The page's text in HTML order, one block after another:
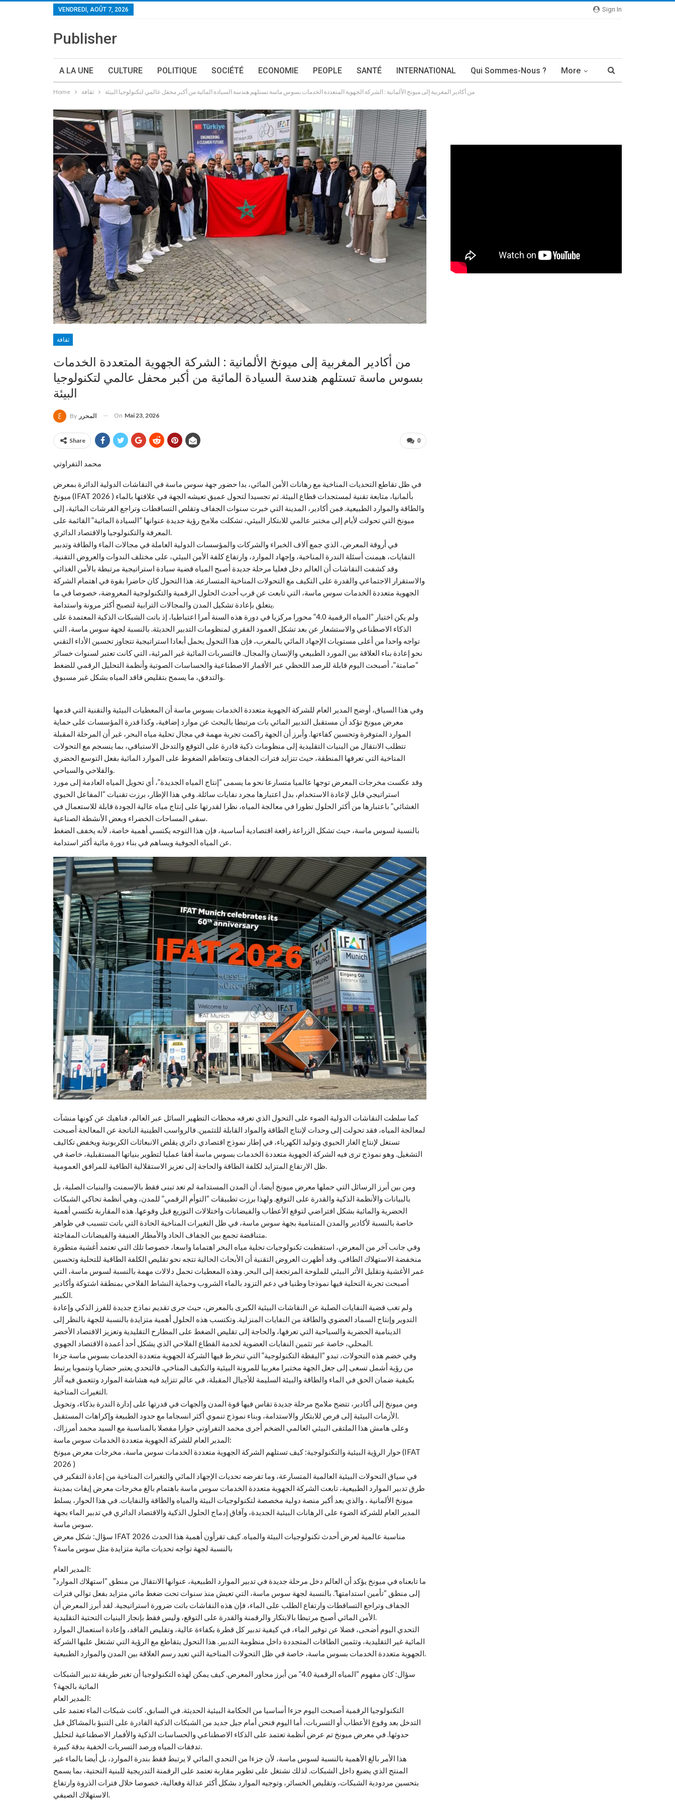
Sign In
VENDREDI, AOÛT 7, 2026
Publisher
A LA UNE CULTURE POLITIQUE SOCIÉTÉ ECONOMIE PEOPLE SANTÉ INTERNATIONAL Qui Sommes-Nous ? More
Home ثقافة من أكادير المغربية إلى ميونخ الألمانية : الشركة الجهوية المتعددة الخدمات بسوس ماسة تستلهم هندسة السيادة المائية من أكبر محفل عالمي لتكنولوجيا البيئة
ثقافة
من أكادير المغربية إلى ميونخ الألمانية : الشركة الجهوية المتعددة الخدمات
بسوس ماسة تستلهم هندسة السيادة المائية من أكبر محفل عالمي لتكنولوجيا
البيئة
By المحرر On Mai 23, 2026
0
Share
محمد التفراوتي
في ظل تقاطع التحديات المناخية مع رهانات الأمن المائي، بدا حضور جهة سوس ماسة في النقاشات الدولية الدائرة بمعرض
ميونخ (IFAT 2026 ) بألمانيا، متابعة تقنية لمستجدات قطاع البيئة. ثم تجسيدا لتحول عميق تعيشه الجهة في علاقتها بالماء
والطاقة والموارد الطبيعية. فمن أكادير، المدينة التي خبرت سنوات الجفاف وتقلص التساقطات وتراجع الفرشات المائية، إلى
ميونخ التي تحولت لأيام إلى مختبر عالمي للابتكار البيئي، تشكلت ملامح رؤية جديدة عنوانها “السيادة المائية” القائمة على
المعرفة والتكنولوجيا والاقتصاد الدائري.
في أروقة المعرض، الذي جمع آلاف الخبراء والشركات والمؤسسات الدولية العاملة في مجالات الماء والطاقة وتدبير
النفايات، هيمنت أسئلة الندرة المناخية، وإجهاد الموارد، وارتفاع كلفة الأمن البيئي، على مختلف الندوات والعروض التقنية.
وقد كشفت النقاشات أن العالم دخل فعليا مرحلة جديدة أصبح المياه قضية سيادة استراتيجية مرتبطة بالأمن الغذائي
والاستقرار الاجتماعي والقدرة على التكيف مع التحولات المناخية المتسارعة. هذا التحول كان حاضرا بقوة في اهتمام الشركة
الجهوية متعددة الخدمات سوس ماسة، التي تابعت عن قرب أحدث الحلول الرقمية والتكنولوجية المعروضة، خصوصا في ما
يتعلق بإعادة تشكيل المدن والمجالات الترابية لتصبح أكثر مرونة واستدامة.
ولم يكن اختيار “المياه الرقمية 4.0” محورا مركزيا في دورة هذه السنة أمرا اعتباطيا، إذ باتت الشبكات الذكية المعتمدة على
الذكاء الاصطناعي والاستشعار عن بعد تشكل العمود الفقري لمنظومات التدبير الحديثة. بالنسبة لجهة سوس ماسة، التي
تواجه واحدا من أعلى مستويات الإجهاد المائي بالمغرب، فإن هذا التحول يحمل أبعادا استراتيجية تتجاوز تحسين الأداء التقني
نحو إعادة بناء العلاقة بين المورد الطبيعي والإنسان والمجال. فالتسربات المائية غير المرئية، التي كانت تعتبر لسنوات خسائر
“صامتة”، أصبحت اليوم قابلة للرصد اللحظي عبر الأقمار الاصطناعية والحساسات الصوتية وأنظمة التحليل الرقمي للضغط
والتدفق، ما يسمح بتقليص فاقد المياه بشكل غير مسبوق.
وفي هذا السياق، أوضح المدير العام للشركة الجهوية متعددة الخدمات بسوس ماسة أن المعطيات البيئية والتقنية التي قدمها
معرض ميونخ تؤكد أن مستقبل التدبير المائي بات مرتبطا بالبحث عن موارد إضافية، وكذا قدرة المؤسسات على حماية
الموارد المتوفرة وتحسين كفاءتها. وأبرز أن الجهة راكمت تجربة مهمة في مجال تحلية مياه البحر، غير أن المرحلة المقبلة
تتطلب الانتقال من البنيات التقليدية إلى منظومات ذكية قادرة على التوقع والتدخل الاستباقي، بما ينسجم مع التحولات
المناخية التي تعرفها المنطقة، حيث تتزايد فترات الجفاف وتتعاظم الضغوط على الموارد المائية بفعل التوسع الحضري
والفلاحي والسياحي.
وقد عكست مخرجات المعرض توجها عالميا متسارعا نحو ما يسمى “إنتاج المياه الجديدة”، أي تحويل المياه العادمة إلى مورد
استراتيجي قابل لإعادة الاستخدام، بدل اعتبارها مجرد نفايات سائلة. وفي هذا الإطار، برزت تقنيات “المفاعل الحيوي
الغشائي” باعتبارها من أكثر الحلول تطورا في معالجة المياه، نظرا لقدرتها على إنتاج مياه عالية الجودة قابلة للاستعمال في
سقي المساحات الخضراء وبعض الأنشطة الصناعية.
بالنسبة لسوس ماسة، حيث تشكل الزراعة رافعة اقتصادية أساسية، فإن هذا التوجه يكتسي أهمية خاصة، لأنه يخفف الضغط
عن المياه الجوفية ويساهم في بناء دورة مائية أكثر استدامة.
كما سلطت النقاشات الدولية الضوء على التحول الذي تعرفه محطات التطهير السائل عبر العالم، فناهيك عن كونها منشآت
لمعالجة المياه، فقد تحولت إلى وحدات لإنتاج الطاقة والمواد القابلة للتثمين. فالرواسب الطينية الناتجة عن المعالجة أصبحت
تستغل لإنتاج الغاز الحيوي وتوليد الكهرباء، في إطار نموذج اقتصادي دائري يقلص الانبعاثات الكربونية ويخفض تكاليف
التشغيل. وهو نموذج ترى فيه الشركة الجهوية متعددة الخدمات بسوس ماسة أفقا عمليا لتطوير بنياتها المستقبلية، خاصة في
ظل الارتفاع المتزايد لكلفة الطاقة والحاجة إلى تعزيز الاستقلالية الطاقية للمرافق العمومية.
ومن بين أبرز الرسائل التي حملها معرض ميونخ أيضا، أن المدن المستدامة لم تعد تبنى فقط بالإسمنت والبنيات الصلبة، بل
بالبيانات والأنظمة الذكية والقدرة على التوقع. ولهذا برزت تطبيقات “التوأم الرقمي” للمدن، وهي أنظمة تحاكي الشبكات
الحضرية والمائية بشكل افتراضي لتوقع الأعطاب والفيضانات واختلالات التوزيع قبل وقوعها. هذه المقاربة تكتسي أهمية
خاصة بالنسبة لأكادير والمدن المتنامية بجهة سوس ماسة، في ظل التغيرات المناخية الحادة التي باتت تتسبب في ظواهر
متناقضة تجمع بين الجفاف الحاد والأمطار العنيفة والفيضانات المفاجئة.
وفي جانب آخر من المعرض، استقطبت تكنولوجيات تحلية مياه البحر اهتماما واسعا، خصوصا تلك التي تعتمد أغشية متطورة
منخفضة الاستهلاك الطاقي. وقد أظهرت العروض التقنية أن الأبحاث الحالية تتجه نحو تقليص الكلفة الطاقية للتحلية وتحسين
عمر الأغشية وتقليل الأثر البيئي للملوحة المرتجعة إلى البحر. وهذه المعطيات تحمل دلالات مهمة بالنسبة لسوس ماسة، التي
أصبحت تجربة التحلية فيها نموذجا وطنيا في دعم التزود بالماء الشروب وحماية النشاط الفلاحي بمنطقة اشتوكة وأكادير
الكبير.
ولم تغب قضية النفايات الصلبة عن النقاشات البيئية الكبرى بالمعرض، حيث جرى تقديم نماذج جديدة للفرز الذكي وإعادة
التدوير وإنتاج السماد العضوي والطاقة من النفايات المنزلية. وتكتسب هذه الحلول أهمية متزايدة بالنسبة للجهة بالنظر إلى
الدينامية الحضرية والسياحية التي تعرفها، والحاجة إلى تقليص الضغط على المطارح التقليدية وتعزيز الاقتصاد الأخضر
المحلي، خاصة عبر تثمين النفايات العضوية لخدمة القطاع الفلاحي الذي يشكل أحد أعمدة الاقتصاد الجهوي.
وفي خضم هذه التحولات، تبدو “اليقظة التكنولوجية” التي تنخرط فيها الشركة الجهوية متعددة الخدمات بسوس ماسة جزءا
من رؤية أشمل تسعى إلى جعل الجهة مختبرا مغربيا للمرونة البيئية والتكيف المناخي. فالتحدي يعتبر حضاريا وتنمويا يرتبط
بكيفية ضمان الحق في الماء والطاقة والبيئة السليمة للأجيال المقبلة، في عالم تتزايد فيه هشاشة الموارد وتتعمق فيه آثار
التغيرات المناخية.
ومن ميونخ إلى أكادير، تتضح ملامح مرحلة جديدة تقاس فيها قوة المدن والجهات في قدرتها على إدارة الندرة بذكاء، وتحويل
الأزمات البيئية إلى فرص للابتكار والاستدامة، وبناء نموذج تنموي أكثر انسجاما مع حدود الطبيعة وإكراهات المستقبل.
وعلى هامش هذا الملتقى البيئي العالمي الضخم أجرى محمد التفراوتي حوارا مفصلا بالمناسبة مع السيد محمد أمرزاك،
المدير العام للشركة الجهوية متعددة الخدمات سوس ماسة:
حوار الرؤية البيئية والتكنولوجية: كيف تستلهم الشركة الجهوية متعددة الخدمات سوس ماسة، مخرجات معرض ميونخ (IFAT
2026 )
في سياق التحولات البيئية العالمية المتسارعة، وما تفرضه تحديات الإجهاد المائي والتغيرات المناخية من إعادة التفكير في
طرق تدبير الموارد الطبيعية، تابعت الشركة الجهوية متعددة الخدمات سوس ماسة باهتمام بالغ مخرجات معرض إيفات بمدينة
ميونخ الألمانية ، والذي يعد أكبر منصة دولية مخصصة لتكنولوجيات البيئة والمياه والطاقة والنفايات. في هذا الحوار، يسلط
المدير العام للشركة الضوء على الرهانات البيئية الجديدة، وآفاق إدماج الحلول الذكية والاقتصاد الدائري في تدبير الماء بجهة
سوس ماسة.
سؤال: شكل معرض IFAT 2026 مناسبة عالمية لعرض أحدث تكنولوجيات البيئة والمياه. كيف تقرأون أهمية هذا الحدث
بالنسبة لجهة تواجه تحديات مائية متزايدة مثل سوس ماسة؟
المدير العام:
ما تابعناه في ميونخ يؤكد أن العالم دخل مرحلة جديدة في تدبير الموارد الطبيعية، عنوانها الانتقال من منطق “استهلاك الموارد”
إلى منطق “تأمين استدامتها”. بالنسبة لجهة سوس ماسة، التي تعيش منذ سنوات تحت ضغط مائي متزايد بفعل توالي فترات
الجفاف وتراجع التساقطات وارتفاع الطلب على الماء، فإن هذه النقاشات باتت ضرورة استراتيجية. لقد أبرز المعرض أن
الأمن المائي أصبح مرتبطا بالابتكار والرقمنة والقدرة على التوقع، وليس فقط بإنجاز البنيات التحتية التقليدية.
التحدي اليوم أضحى، فضلا عن توفير الماء، في كيفية تدبير كل قطرة بكفاءة عالية، وتقليص الفاقد، وإعادة استعمال الموارد
المائية غير التقليدية، وتثمين الطاقات المتجددة داخل منظومة التدبير. هذا التحول يتقاطع مع الرؤية التي تشتغل عليها الشركة
الجهوية متعددة الخدمات بسوس ماسة، خاصة في ظل التحولات المناخية التي تعيد رسم العلاقة بين المدن والموارد الطبيعية.
سؤال: كان مفهوم “المياه الرقمية 4.0” من أبرز محاور المعرض. كيف يمكن لهذه التكنولوجيا أن تغير طريقة تدبير الشبكات
المائية بالجهة؟
المدير العام:
التكنولوجيا الرقمية أصبحت اليوم جزءا أساسيا من الحكامة البيئية الحديثة. في السابق، كانت شبكات الماء تعتمد على
التدخل بعد وقوع الأعطاب أو التسربات، أما اليوم فنحن أمام جيل جديد من الشبكات الذكية القادرة على التنبؤ بالمشاكل قبل
حدوثها. في معرض ميونخ تم عرض أنظمة تعتمد على الذكاء الاصطناعي والحساسات الذكية والأقمار الاصطناعية لتحليل
تدفقات المياه ورصد التسربات الخفية بدقة كبيرة.
هذا الأمر بالغ الأهمية بالنسبة لسوس ماسة، لأن جزءا من التحدي المائي لا يرتبط فقط بندرة الموارد، بل أيضا بالماء غير
المنتج الذي يضيع داخل الشبكات. لذلك نشتغل على تطوير مقاربة تعتمد على الرقمنة التدريجية للبنية التحتية، بما يسمح
بتحسين مردودية الشبكات، وتقليص الخسائر، وتوجيه الموارد بشكل أكثر عدالة وفعالية، خصوصا خلال فترات الذروة وارتفاع
الاستهلاك الصيفي.